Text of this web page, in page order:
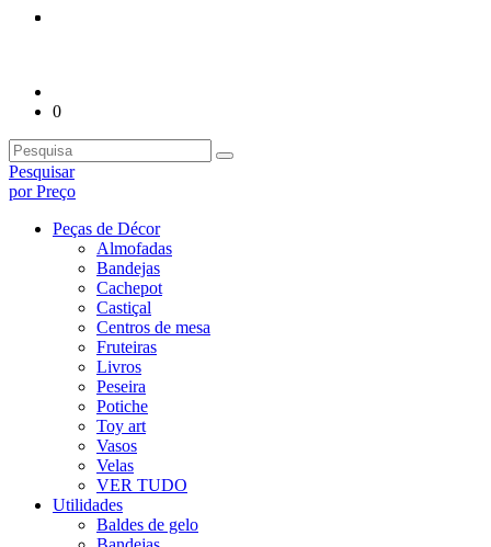
0
Pesquisar
por Preço
Peças de Décor
Almofadas
Bandejas
Cachepot
Castiçal
Centros de mesa
Fruteiras
Livros
Peseira
Potiche
Toy art
Vasos
Velas
VER TUDO
Utilidades
Baldes de gelo